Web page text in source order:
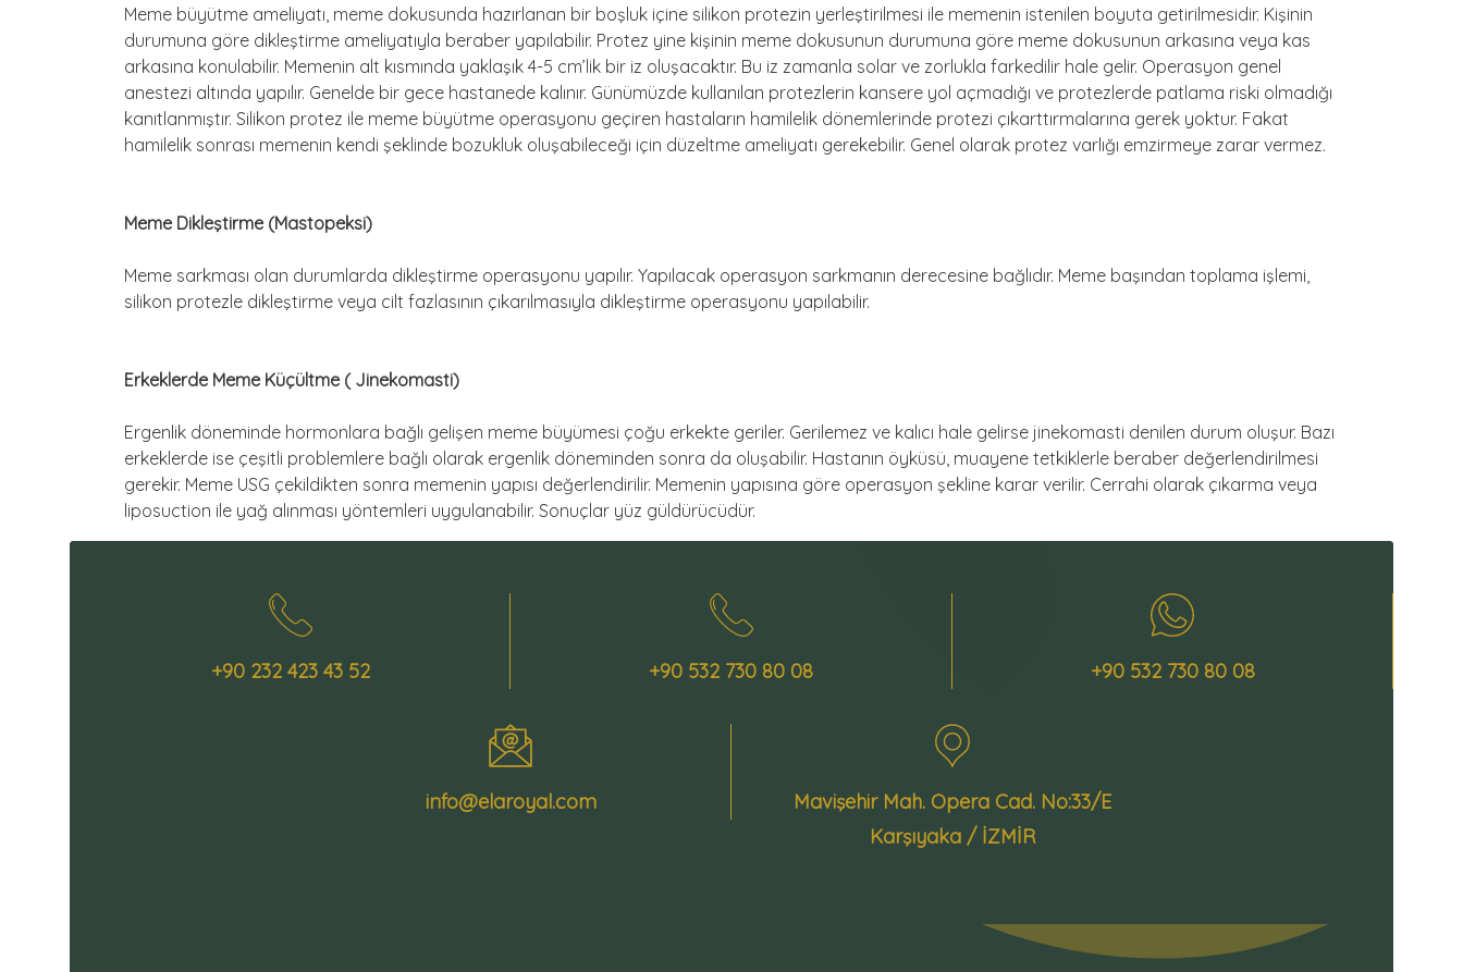
Meme büyütme ameliyatı, meme dokusunda hazırlanan bir boşluk içine silikon protezin yerleştirilmesi ile memenin istenilen boyuta getirilmesidir. Kişinin
durumuna göre dikleştirme ameliyatıyla beraber yapılabilir. Protez yine kişinin meme dokusunun durumuna göre meme dokusunun arkasına veya kas
arkasına konulabilir. Memenin alt kısmında yaklaşık 4-5 cm’lik bir iz oluşacaktır. Bu iz zamanla solar ve zorlukla farkedilir hale gelir. Operasyon genel
anestezi altında yapılır. Genelde bir gece hastanede kalınır. Günümüzde kullanılan protezlerin kansere yol açmadığı ve protezlerde patlama riski olmadığı
kanıtlanmıştır. Silikon protez ile meme büyütme operasyonu geçiren hastaların hamilelik dönemlerinde protezi çıkarttırmalarına gerek yoktur. Fakat
hamilelik sonrası memenin kendi şeklinde bozukluk oluşabileceği için düzeltme ameliyatı gerekebilir. Genel olarak protez varlığı emzirmeye zarar vermez.
Meme Dikleştirme (Mastopeksi)
Meme sarkması olan durumlarda dikleştirme operasyonu yapılır. Yapılacak operasyon sarkmanın derecesine bağlıdır. Meme başından toplama işlemi,
silikon protezle dikleştirme veya cilt fazlasının çıkarılmasıyla dikleştirme operasyonu yapılabilir.
Erkeklerde Meme Küçültme ( Jinekomasti)
Ergenlik döneminde hormonlara bağlı gelişen meme büyümesi çoğu erkekte geriler. Gerilemez ve kalıcı hale gelirse jinekomasti denilen durum oluşur. Bazı
erkeklerde ise çeşitli problemlere bağlı olarak ergenlik döneminden sonra da oluşabilir. Hastanın öyküsü, muayene tetkiklerle beraber değerlendirilmesi
gerekir. Meme USG çekildikten sonra memenin yapısı değerlendirilir. Memenin yapısına göre operasyon şekline karar verilir. Cerrahi olarak çıkarma veya
liposuction ile yağ alınması yöntemleri uygulanabilir. Sonuçlar yüz güldürücüdür.
+90 232 423 43 52 +90 532 730 80 08 +90 532 730 80 08
info@elaroyal.com
Mavişehir Mah. Opera Cad. No:33/E
Karşıyaka / İZMİR